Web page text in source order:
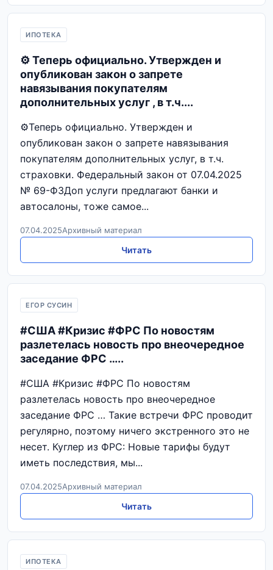
ИПОТЕКА
⚙️ Теперь официально. Утвержден и
опубликован закон о запрете
навязывания покупателям
дополнительных услуг , в т.ч....
⚙️Теперь официально. Утвержден и
опубликован закон о запрете навязывания
покупателям дополнительных услуг, в т.ч.
страховки. Федеральный закон от 07.04.2025
№ 69-ФЗДоп услуги предлагают банки и
автосалоны, тоже самое...
07.04.2025Архивный материал
Читать
ЕГОР СУСИН
#США #Кризис #ФРС По новостям
разлетелась новость про внеочередное
заседание ФРС …..
#США #Кризис #ФРС По новостям
разлетелась новость про внеочередное
заседание ФРС … Такие встречи ФРС проводит
регулярно, поэтому ничего экстренного это не
несет. Куглер из ФРС: Новые тарифы будут
иметь последствия, мы...
07.04.2025Архивный материал
Читать
ИПОТЕКА